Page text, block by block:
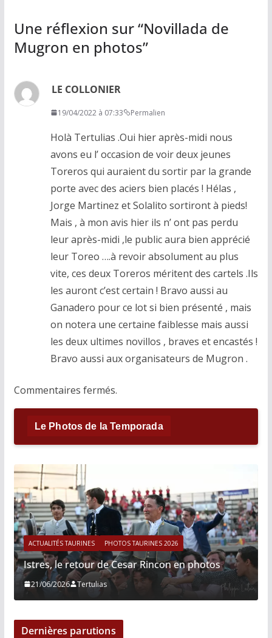
Une réflexion sur “Novillada de
Mugron en photos”
LE COLLONIER
19/04/2022 à 07:33 Permalien
Holà Tertulias .Oui hier après-midi nous
avons eu l’ occasion de voir deux jeunes
Toreros qui auraient du sortir par la grande
porte avec des aciers bien placés ! Hélas ,
Jorge Martinez et Solalito sortiront à pieds!
Mais , à mon avis hier ils n’ ont pas perdu
leur après-midi ,le public aura bien apprécié
leur Toreo ….à revoir absolument au plus
vite, ces deux Toreros méritent des cartels .Ils
les auront c’est certain ! Bravo aussi au
Ganadero pour ce lot si bien présenté , mais
on notera une certaine faiblesse mais aussi
les deux ultimes novillos , braves et encastés !
Bravo aussi aux organisateurs de Mugron .
Commentaires fermés.
Le Photos de la Temporada
ACTUALITÉS TAURINES PHOTOS TAURINES 2026
Istres, le retour de Cesar Rincon en photos
21/06/2026 Tertulias
Dernières parutions